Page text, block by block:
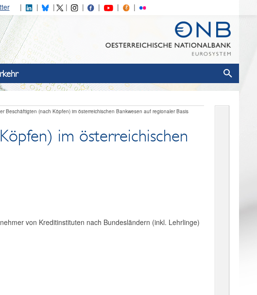
Beschäftigten (nach Köpfen) im österreichischen Bankwesen auf regionaler Basis
im österreichischen
von Kreditinstituten nach Bundesländern (inkl. Lehrlinge)